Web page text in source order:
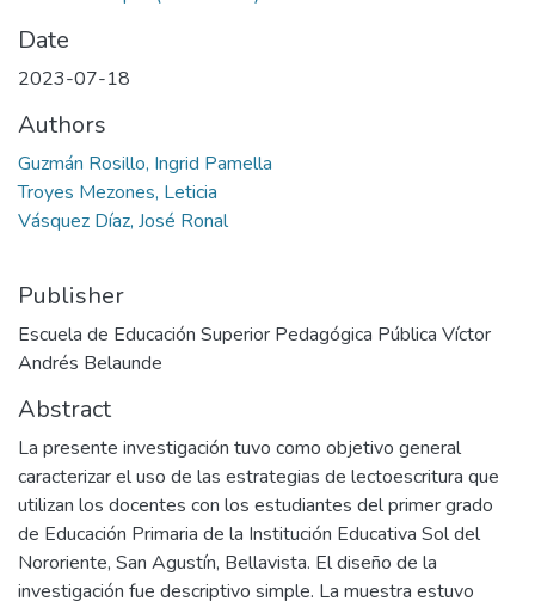
Date
2023-07-18
Authors
Guzmán Rosillo, Ingrid Pamella
Troyes Mezones, Leticia
Vásquez Díaz, José Ronal
Publisher
Escuela de Educación Superior Pedagógica Pública Víctor
Andrés Belaunde
Abstract
La presente investigación tuvo como objetivo general
caracterizar el uso de las estrategias de lectoescritura que
utilizan los docentes con los estudiantes del primer grado
de Educación Primaria de la Institución Educativa Sol del
Nororiente, San Agustín, Bellavista. El diseño de la
investigación fue descriptivo simple. La muestra estuvo